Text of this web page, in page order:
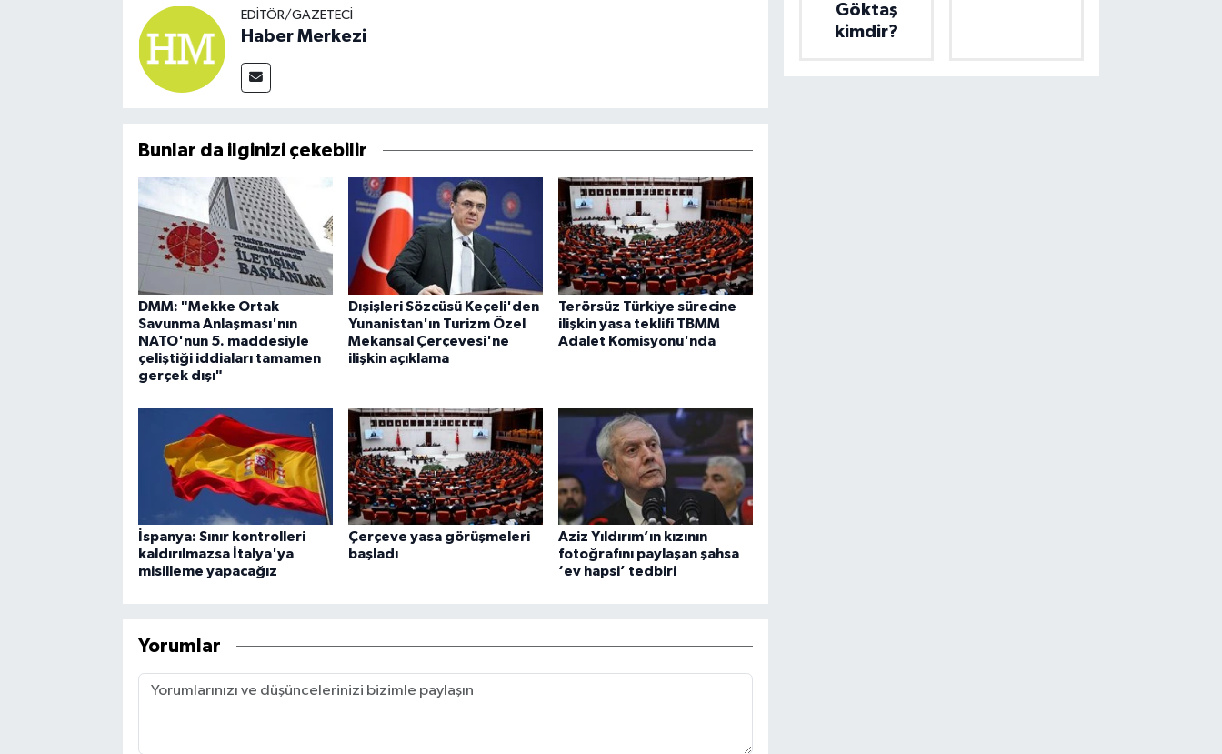
EDITÖR/GAZETECI
Haber Merkezi
Bunlar da ilginizi çekebilir
DMM: "Mekke Ortak
Savunma Anlaşması'nın
NATO'nun 5. maddesiyle
çeliştiği iddiaları tamamen
gerçek dışı"
Dışişleri Sözcüsü Keçeli'den
Yunanistan'ın Turizm Özel
Mekansal Çerçevesi'ne
ilişkin açıklama
Terörsüz Türkiye sürecine
ilişkin yasa teklifi TBMM
Adalet Komisyonu'nda
İspanya: Sınır kontrolleri
kaldırılmazsa İtalya'ya
misilleme yapacağız
Çerçeve yasa görüşmeleri
başladı
Aziz Yıldırım’ın kızının
fotoğrafını paylaşan şahsa
‘ev hapsi’ tedbiri
Yorumlar
Göktaş
kimdir?